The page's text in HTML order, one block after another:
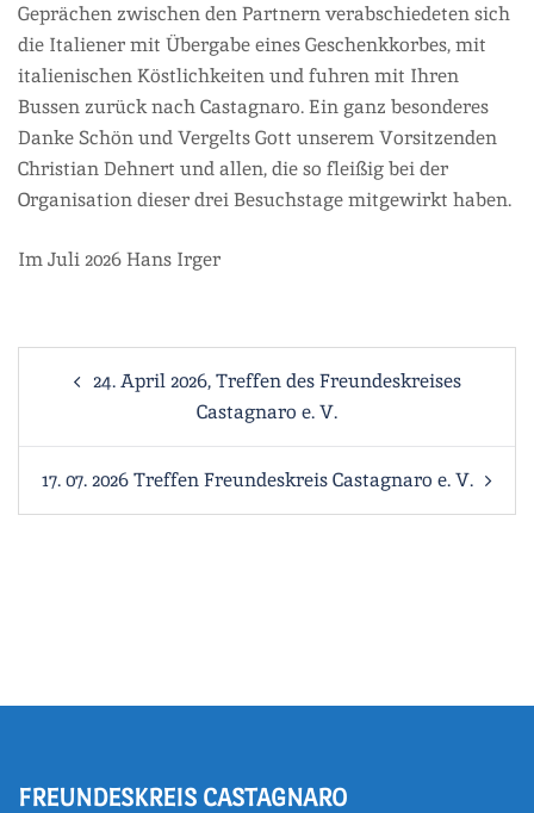
Geprächen zwischen den Partnern verabschiedeten sich
die Italiener mit Übergabe eines Geschenkkorbes, mit
italienischen Köstlichkeiten und fuhren mit Ihren
Bussen zurück nach Castagnaro. Ein ganz besonderes
Danke Schön und Vergelts Gott unserem Vorsitzenden
Christian Dehnert und allen, die so fleißig bei der
Organisation dieser drei Besuchstage mitgewirkt haben.
Im Juli 2026 Hans Irger
24. April 2026, Treffen des Freundeskreises
Castagnaro e. V.
17. 07. 2026 Treffen Freundeskreis Castagnaro e. V.
FREUNDESKREIS CASTAGNARO